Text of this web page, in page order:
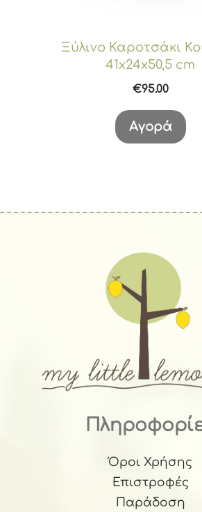
Ξύλινο Καροτσάκι
41x24x50,5 cm
€95.00
Αγορά
Όροι Χρήσης
Επιστροφές
Παράδοση